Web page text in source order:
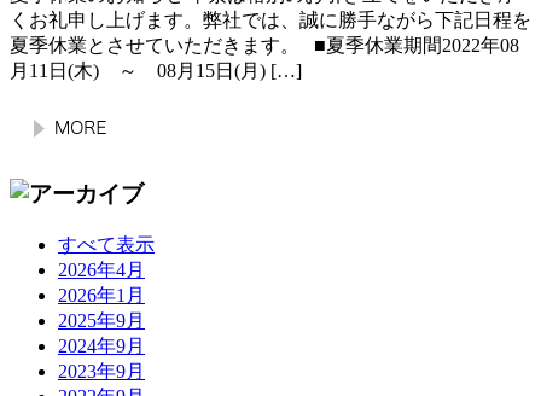
くお礼申し上げます。弊社では、誠に勝手ながら下記日程を
夏季休業とさせていただきます。 ■夏季休業期間2022年08
月11日(木) ～ 08月15日(月) […]
すべて表示
2026年4月
2026年1月
2025年9月
2024年9月
2023年9月